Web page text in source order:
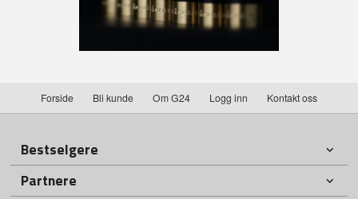
Forside Bli kunde Om G24 Logg inn Kontakt oss
Bestselgere
Partnere